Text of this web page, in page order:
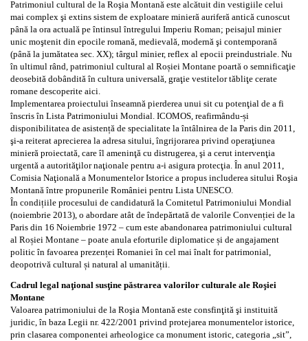
Patrimoniul cultural de la Roşia Montană este alcătuit din vestigiile celui
mai complex şi extins sistem de exploatare minieră auriferă antică cunoscut
până la ora actuală pe întinsul întregului Imperiu Roman; peisajul minier
unic moştenit din epocile romană, medievală, modernă şi contemporană
(până la jumătatea sec. XX); târgul minier, reflex al epocii preindustriale. Nu
în ultimul rând, patrimoniul cultural al Roșiei Montane poartă o semnificaţie
deosebită dobândită în cultura universală, graţie vestitelor tăbliţe cerate
romane descoperite aici.
Implementarea proiectului înseamnă pierderea unui sit cu potenţial de a fi
înscris în Lista Patrimoniului Mondial. ICOMOS, reafirmându-și
disponibilitatea de asistență de specialitate la întâlnirea de la Paris din 2011,
şi-a reiterat aprecierea la adresa sitului, îngrijorarea privind operaţiunea
minieră proiectată, care îl ameninţă cu distrugerea, şi a cerut intervenţia
urgentă a autorităţilor naţionale pentru a-i asigura protecţia. În anul 2011,
Comisia Naţională a Monumentelor Istorice a propus includerea sitului Roşia
Montană între propunerile României pentru Lista UNESCO.
În condițiile procesului de candidatură la Comitetul Patrimoniului Mondial
(noiembrie 2013), o abordare atât de îndepărtată de valorile Convenției de la
Paris din 16 Noiembrie 1972 – cum este abandonarea patrimoniului cultural
al Roșiei Montane – poate anula eforturile diplomatice și de angajament
politic în favoarea prezenței Romaniei în cel mai înalt for patrimonial,
deopotrivă cultural și natural al umanității.
Cadrul legal naţional susţine păstrarea valorilor culturale ale Roşiei
Montane
Valoarea patrimoniului de la Roşia Montană este consfinţită şi instituită
juridic, în baza Legii nr. 422/2001 privind protejarea monumentelor istorice,
prin clasarea componentei arheologice ca monument istoric, categoria „sit”,